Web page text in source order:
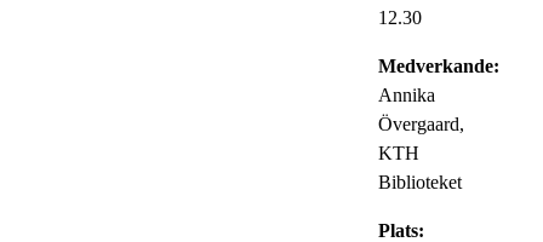
12.30
Medverkande:
Annika
Övergaard,
KTH
Biblioteket
Plats: